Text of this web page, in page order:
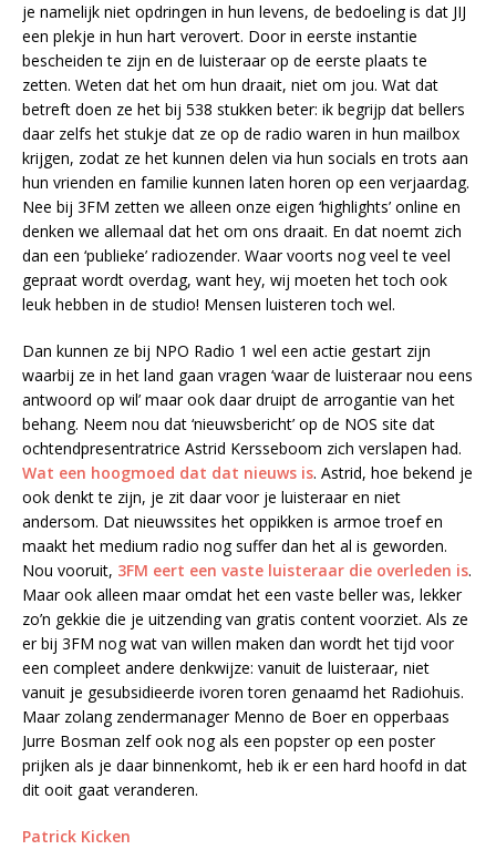
je namelijk niet opdringen in hun levens, de bedoeling is dat JIJ
een plekje in hun hart verovert. Door in eerste instantie
bescheiden te zijn en de luisteraar op de eerste plaats te
zetten. Weten dat het om hun draait, niet om jou. Wat dat
betreft doen ze het bij 538 stukken beter: ik begrijp dat bellers
daar zelfs het stukje dat ze op de radio waren in hun mailbox
krijgen, zodat ze het kunnen delen via hun socials en trots aan
hun vrienden en familie kunnen laten horen op een verjaardag.
Nee bij 3FM zetten we alleen onze eigen ‘highlights’ online en
denken we allemaal dat het om ons draait. En dat noemt zich
dan een ‘publieke’ radiozender. Waar voorts nog veel te veel
gepraat wordt overdag, want hey, wij moeten het toch ook
leuk hebben in de studio! Mensen luisteren toch wel.
Dan kunnen ze bij NPO Radio 1 wel een actie gestart zijn
waarbij ze in het land gaan vragen ‘waar de luisteraar nou eens
antwoord op wil’ maar ook daar druipt de arrogantie van het
behang. Neem nou dat ‘nieuwsbericht’ op de NOS site dat
ochtendpresentratrice Astrid Kersseboom zich verslapen had.
Wat een hoogmoed dat dat nieuws is. Astrid, hoe bekend je
ook denkt te zijn, je zit daar voor je luisteraar en niet
andersom. Dat nieuwssites het oppikken is armoe troef en
maakt het medium radio nog suffer dan het al is geworden.
Nou vooruit, 3FM eert een vaste luisteraar die overleden is.
Maar ook alleen maar omdat het een vaste beller was, lekker
zo’n gekkie die je uitzending van gratis content voorziet. Als ze
er bij 3FM nog wat van willen maken dan wordt het tijd voor
een compleet andere denkwijze: vanuit de luisteraar, niet
vanuit je gesubsidieerde ivoren toren genaamd het Radiohuis.
Maar zolang zendermanager Menno de Boer en opperbaas
Jurre Bosman zelf ook nog als een popster op een poster
prijken als je daar binnenkomt, heb ik er een hard hoofd in dat
dit ooit gaat veranderen.
Patrick Kicken